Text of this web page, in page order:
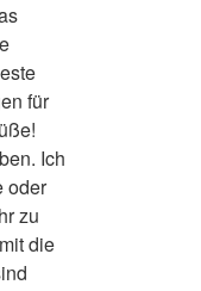
für
Ich
oder
zu
die